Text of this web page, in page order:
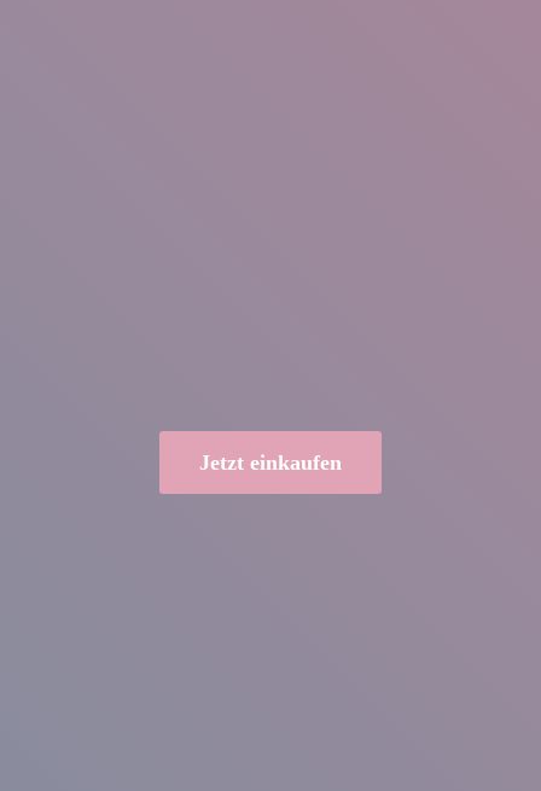
Jetzt einkaufen